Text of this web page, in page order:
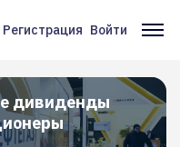
Меню
Регистрация Войти
дивиденды